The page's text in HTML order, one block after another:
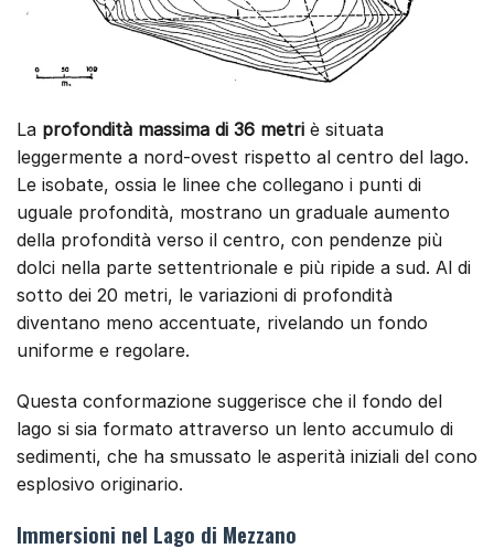
La profondità massima di 36 metri è situata
leggermente a nord-ovest rispetto al centro del lago.
Le isobate, ossia le linee che collegano i punti di
uguale profondità, mostrano un graduale aumento
della profondità verso il centro, con pendenze più
dolci nella parte settentrionale e più ripide a sud. Al di
sotto dei 20 metri, le variazioni di profondità
diventano meno accentuate, rivelando un fondo
uniforme e regolare.
Questa conformazione suggerisce che il fondo del
lago si sia formato attraverso un lento accumulo di
sedimenti, che ha smussato le asperità iniziali del cono
esplosivo originario.
Immersioni nel Lago di Mezzano